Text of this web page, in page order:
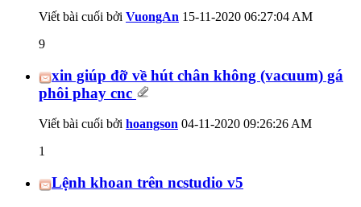
Viết bài cuối bởi VuongAn 15-11-2020 06:27:04 AM
9
xin giúp đỡ về hút chân không (vacuum) gá
phôi phay cnc
Viết bài cuối bởi hoangson 04-11-2020 09:26:26 AM
1
Lệnh khoan trên ncstudio v5